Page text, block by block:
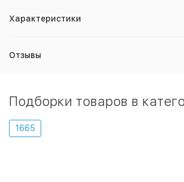
Характеристики
Отзывы
Подборки товаров в
1665